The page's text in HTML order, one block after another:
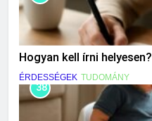
Hogyan kell írni helyesen?
ÉRDESSÉGEK TUDOMÁNY
38